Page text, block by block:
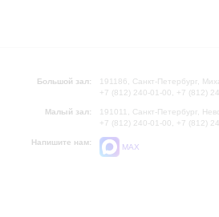
Большой зал:
191186, Санкт-Петербург,
+7 (812) 240-01-00, +7 (812)
Малый зал:
191011, Санкт-Петербург,
+7 (812) 240-01-00, +7 (812)
Напишите нам:
MAX